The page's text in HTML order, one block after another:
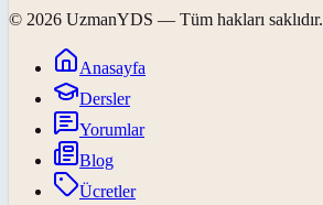
© 2026 UzmanYDS — Tüm hakları saklıdır.
Anasayfa
Dersler
Yorumlar
Blog
Ücretler